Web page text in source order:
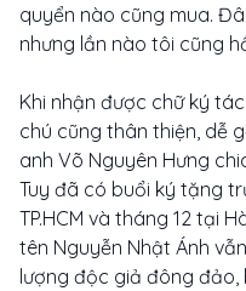
quyển nào cũng mua.
nhưng lần nào tôi cũng
Khi nhận được chữ ký
chú cũng thân thiện, dễ
anh Võ Nguyên Hưng
Tuy đã có buổi ký tặng
TP.HCM và tháng 12 tại
tên Nguyễn Nhật Ánh
lượng độc giả đông